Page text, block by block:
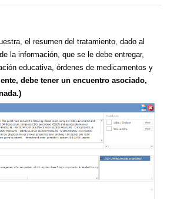
el resumen del tratamiento, dado al
la información, que se le debe entregar,
educativa, órdenes de medicamentos y
debe tener un encuentro asociado,